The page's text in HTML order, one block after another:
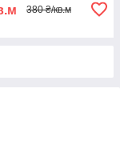
380 ₴/кв.м